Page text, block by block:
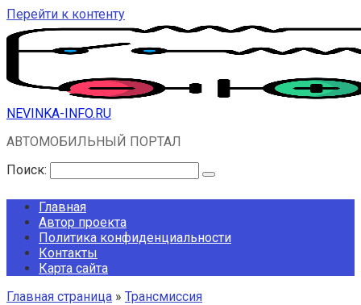
Перейти к контенту
NEVINKA-INFO.RU
АВТОМОБИЛЬНЫЙ ПОРТАЛ
Поиск:
Главная
Автор проекта
Политика конфиденциальности
Контакты
Карта сайта
Главная страница » Трансмиссия